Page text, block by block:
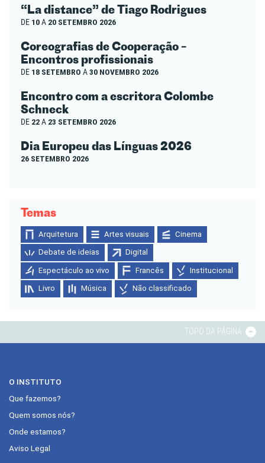
“La distance” de Tiago Rodrigues
DE 10A 20 SETEMBRO 2026
Coreografias de Cooperação –
Encontros profissionais
DE 18 SETEMBRO A30 NOVEMBRO 2026
Encontro com a escritora Colombe
Schneck
DE 22A 23 SETEMBRO 2026
Dia Europeu das Línguas 2026
26 SETEMBRO 2026
Temas
Arquitetura Artes visuais Cinema
Debate de ideias Digital
Espectáculo ao vivo Francês Institucional
Livro Música Não classificado
TOPO DA PÁGINA
O INSTITUTO
Que fazemos?
Quem somos nós?
Onde estamos?
Aviso Legal